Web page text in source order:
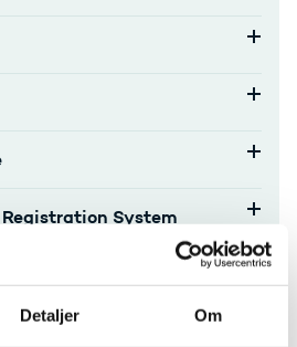
Detaljer Om
System